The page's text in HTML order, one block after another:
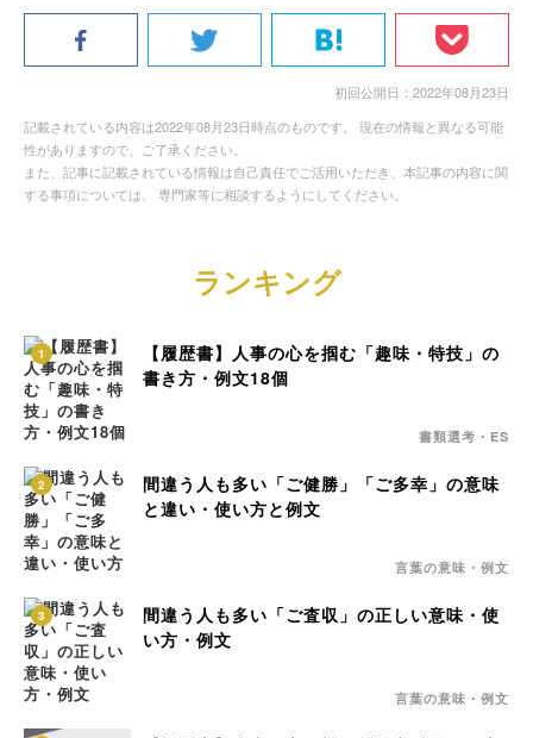
初回公開日：2022年08月23日
記載されている内容は2022年08月23日時点のものです。 現在の情報と異なる可能
性がありますので、ご了承ください。
また、記事に記載されている情報は自己責任でご活用いただき、本記事の内容に関
する事項については、 専門家等に相談するようにしてください。
ランキング
1
【履歴書】人事の心を掴む「趣味・特技」の
書き方・例文18個
書類選考・ES
2
間違う人も多い「ご健勝」「ご多幸」の意味
と違い・使い方と例文
言葉の意味・例文
3
間違う人も多い「ご査収」の正しい意味・使
い方・例文
言葉の意味・例文